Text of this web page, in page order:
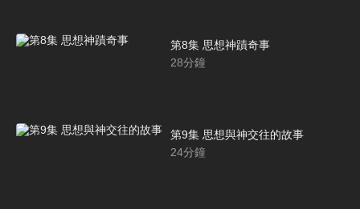
第8集 思想神蹟奇事
28分鐘
第9集 思想與神交往的故事
24分鐘